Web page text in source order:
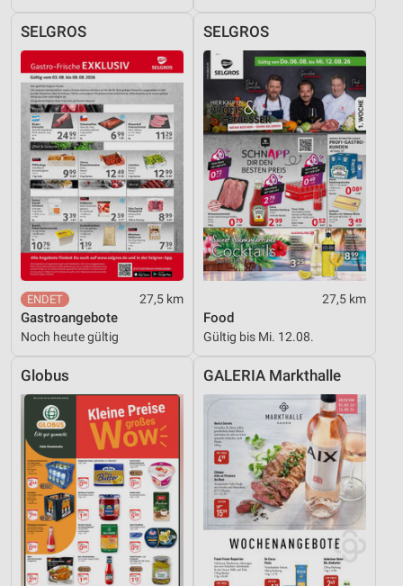
SELGROS
27,5 km
Gastroangebote
Noch heute gültig
SELGROS
27,5 km
Food
Gültig bis Mi. 12.08.
Globus GALERIA Markthalle